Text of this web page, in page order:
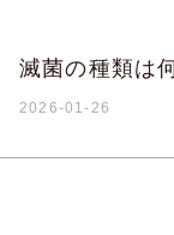
滅菌の種類は
2026-01-26